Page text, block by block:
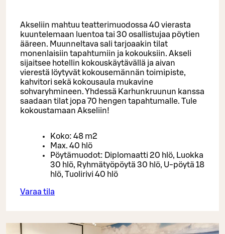
Akseliin mahtuu teatterimuodossa 40 vierasta
kuuntelemaan luentoa tai 30 osallistujaa pöytien
ääreen. Muunneltava sali tarjoaakin tilat
monenlaisiin tapahtumiin ja kokouksiin. Akseli
sijaitsee hotellin kokouskäytävällä ja aivan
vierestä löytyvät kokousemännän toimipiste,
kahvitori sekä kokousaula mukavine
sohvaryhmineen. Yhdessä Karhunkruunun kanssa
saadaan tilat jopa 70 hengen tapahtumalle. Tule
kokoustamaan Akseliin!
Koko: 48 m2
Max. 40 hlö
Pöytämuodot: Diplomaatti 20 hlö, Luokka
30 hlö, Ryhmätyöpöytä 30 hlö, U-pöytä 18
hlö, Tuolirivi 40 hlö
Varaa tila